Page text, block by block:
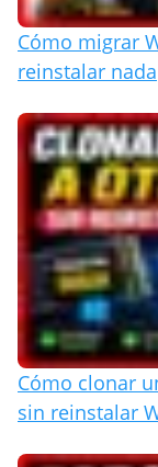
Cómo migrar
reinstalar nada
Cómo clonar
sin reinstalar